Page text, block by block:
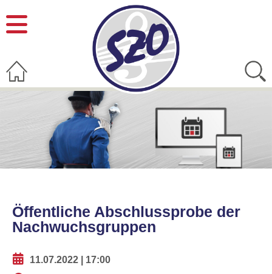
Öffentliche Abschlussprobe der
Nachwuchsgruppen
11.07.2022 | 17:00